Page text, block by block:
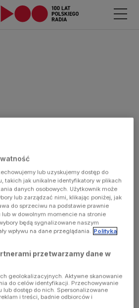
lub uzyskujemy dostęp do
takich jak unikalne identyfikatory w plikach
danych osobowych. Użytkownik może
lub zarządzać nimi, klikając poniżej, jak
do sprzeciwu na podstawie prawnie
w dowolnym momencie na stronie
będą sygnalizowane naszym
wpływu na dane przeglądania. Polityka
przetwarzamy dane w
geolokalizacyjnych. Aktywne skanowanie
do celów identyfikacji. Przechowywanie
lub dostęp do nich. Spersonalizowane
i treści, badnie odbiorców i